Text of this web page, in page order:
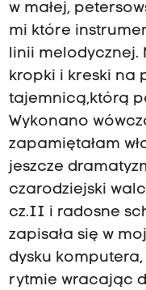
w małej,
mi które
linii melodycznej.
kropki i kreski na
tajemnicą,którą
Wykonano
zapamiętałam
jeszcze
czarodziejski
cz.II i radosne
zapisała się w
dysku
rytmie wracając